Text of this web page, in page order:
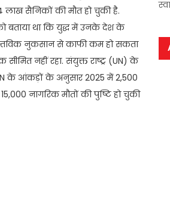
सैनिकों की मौत हो चुकी है.
बताया था कि युद्ध में उनके देश के
नुकसान से काफी कम हो सकता
नहीं रहा. संयुक्त राष्ट्र (UN) के
के आंकड़ों के अनुसार 2025 में 2,500
नागरिक मौतों की पुष्टि हो चुकी